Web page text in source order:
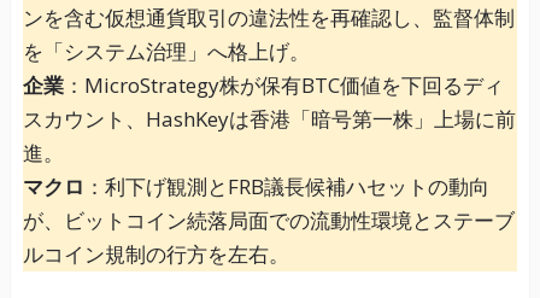
ンを含む仮想通貨取引の違法性を再確認し、監督体制
を「システム治理」へ格上げ。
企業：MicroStrategy株が保有BTC価値を下回るディ
スカウント、HashKeyは香港「暗号第一株」上場に前
進。
マクロ ：利下げ観測とFRB議長候補ハセットの動向
が、ビットコイン続落局面での流動性環境とステーブ
ルコイン規制の行方を左右。